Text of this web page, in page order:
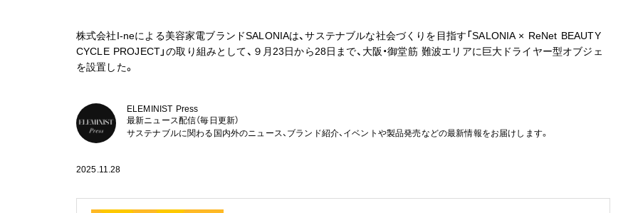
株式会社I-neによる美容家電ブランドSALONIAは、サステナブルな社会づくりを目指す「SALONIA × ReNet BEAUTY
CYCLE PROJECT」の取り組みとして、９月23日から28日まで、大阪・御堂筋 難波エリアに巨大ドライヤー型オブジェ
を設置した。
ELEMINIST Press
最新ニュース配信（毎日更新）
サステナブルに関わる国内外のニュース、ブランド紹介、イベントや製品発売などの最新情報をお届けします。
2025.11.28